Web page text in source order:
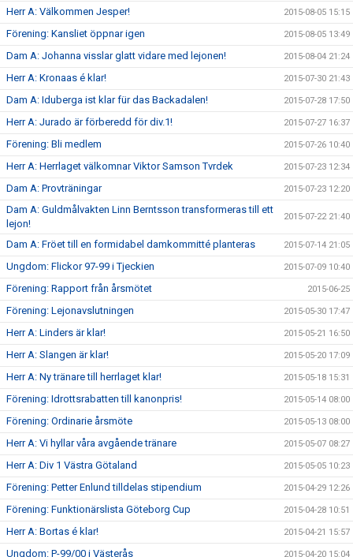
Herr A: Välkommen Jesper! 2015-08-05 15:15
Förening: Kansliet öppnar igen 2015-08-05 13:49
Dam A: Johanna visslar glatt vidare med lejonen! 2015-08-04 21:24
Herr A: Kronaas é klar! 2015-07-30 21:43
Dam A: Iduberga ist klar für das Backadalen! 2015-07-28 17:50
Herr A: Jurado är förberedd för div.1! 2015-07-27 16:37
Förening: Bli medlem 2015-07-26 10:40
Herr A: Herrlaget välkomnar Viktor Samson Tvrdek 2015-07-23 12:34
Dam A: Provträningar 2015-07-23 12:20
Dam A: Guldmålvakten Linn Berntsson transformeras till ett
lejon!
2015-07-22 21:40
Dam A: Fröet till en formidabel damkommitté planteras 2015-07-14 21:05
Ungdom: Flickor 97-99 i Tjeckien 2015-07-09 10:40
Förening: Rapport från årsmötet 2015-06-25
Förening: Lejonavslutningen 2015-05-30 17:47
Herr A: Linders är klar! 2015-05-21 16:50
Herr A: Slangen är klar! 2015-05-20 17:09
Herr A: Ny tränare till herrlaget klar! 2015-05-18 15:31
Förening: Idrottsrabatten till kanonpris! 2015-05-14 08:00
Förening: Ordinarie årsmöte 2015-05-13 08:00
Herr A: Vi hyllar våra avgående tränare 2015-05-07 08:27
Herr A: Div 1 Västra Götaland 2015-05-05 10:23
Förening: Petter Enlund tilldelas stipendium 2015-04-29 12:26
Förening: Funktionärslista Göteborg Cup 2015-04-28 10:51
Herr A: Bortas é klar! 2015-04-21 15:57
Ungdom: P-99/00 i Västerås 2015-04-20 15:04